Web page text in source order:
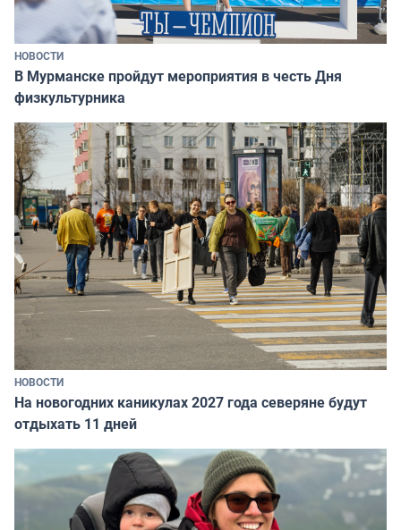
НОВОСТИ
В Мурманске пройдут мероприятия в честь Дня
физкультурника
НОВОСТИ
На новогодних каникулах 2027 года северяне будут
отдыхать 11 дней